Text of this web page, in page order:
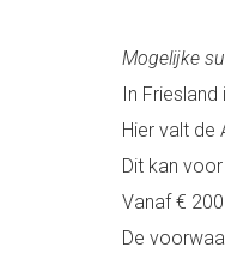
Mogelijke
In
Hier valt de
Dit kan
Vanaf €
De